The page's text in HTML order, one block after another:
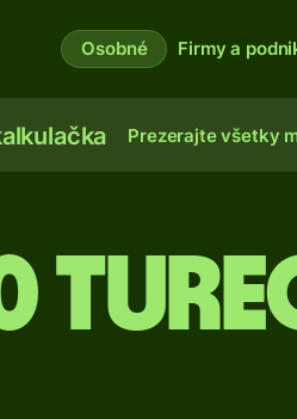
Osobné Firmy a
Prezerajte všetky